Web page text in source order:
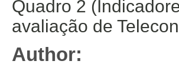
Quadro 2
avaliação de
Author: